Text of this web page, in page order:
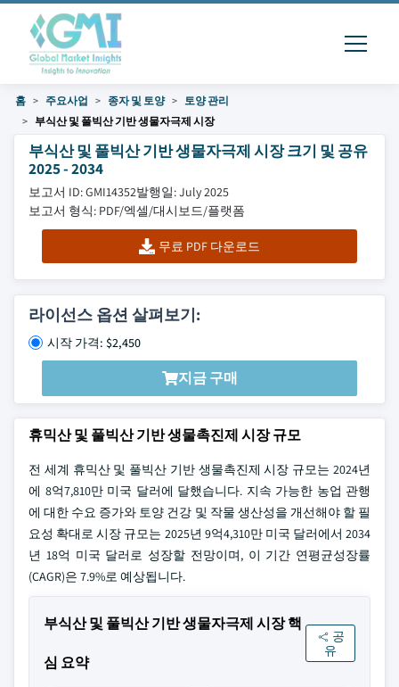
홈 주요사업 종자 및 토양
토양 관리
부식산 및 풀빅산 기반 생물자극제 시장
부식산 및 풀빅산 기반 생물자극제 시장 크기 및 공유
2025 - 2034
보고서 ID: GMI14352발행일: July 2025
보고서 형식: PDF/엑셀/대시보드/플랫폼
무료 PDF 다운로드
라이선스 옵션 살펴보기:
시작 가격: $2,450
지금 구매
휴믹산 및 풀빅산 기반 생물촉진제 시장 규모
전 세계 휴믹산 및 풀빅산 기반 생물촉진제 시장 규모는 2024년
에 8억7,810만 미국 달러에 달했습니다. 지속 가능한 농업 관행
에 대한 수요 증가와 토양 건강 및 작물 생산성을 개선해야 할 필
요성 확대로 시장 규모는 2025년 9억4,310만 미국 달러에서 2034
년 18억 미국 달러로 성장할 전망이며, 이 기간 연평균성장률
(CAGR)은 7.9%로 예상됩니다.
부식산 및 풀빅산 기반 생물자극제 시장 핵
심 요약
공
유